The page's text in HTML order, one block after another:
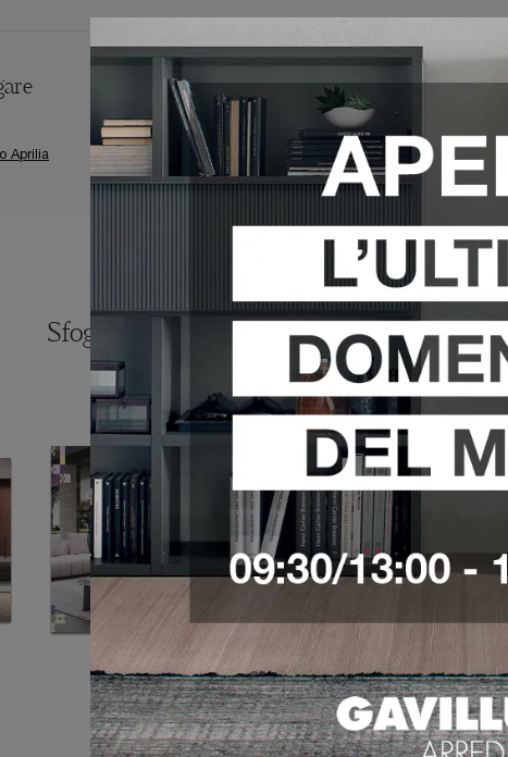
Aprilia Poltrone Egoitaliano Pomezia Poltrone Egoitaliano
Sfoglia i cataloghi